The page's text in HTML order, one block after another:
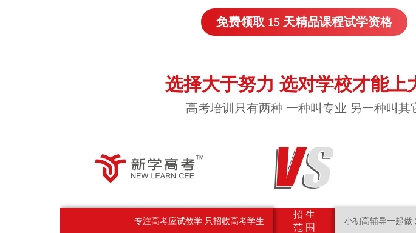
免费领取 15 天精品课程试学资格
选择大于努力 选对学校才能上
高考培训只有两种 一种叫专业 另一种叫其
专注高考应试教学 只招收高考学生
招 生
范 围
小初高辅导一起做